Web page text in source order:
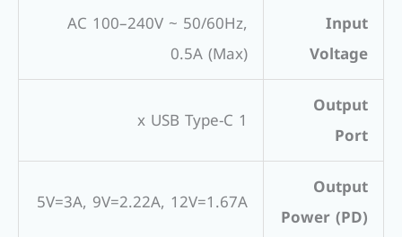
Input
Voltage
AC 100–240V ~ 50/60Hz,
0.5A (Max)
Output
Port
1 x USB Type-C
Output
Power (PD)
5V=3A, 9V=2.22A, 12V=1.67A